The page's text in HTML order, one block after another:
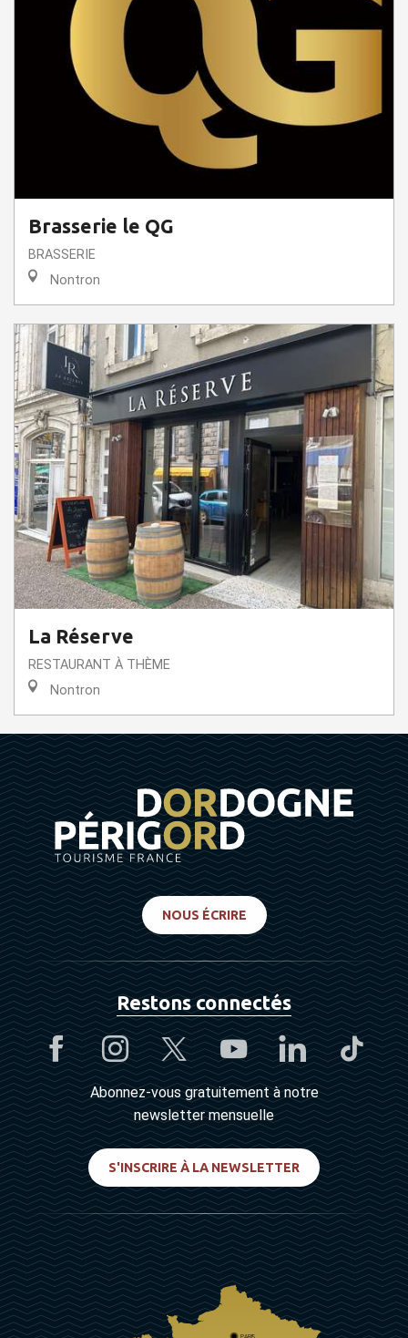
Brasserie le QG
BRASSERIE
Nontron
La Réserve
RESTAURANT À THÈME
Nontron
NOUS ÉCRIRE
Restons connectés
Abonnez-vous gratuitement à notre
newsletter mensuelle
S'INSCRIRE À LA NEWSLETTER
PARIS